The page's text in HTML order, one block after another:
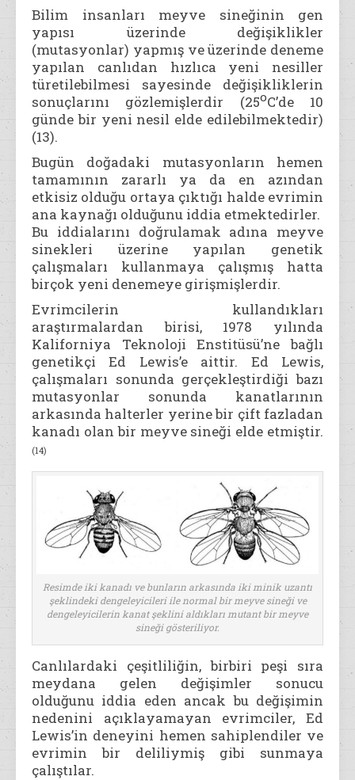
Bilim insanları meyve sineğinin gen
yapısı üzerinde değişiklikler
(mutasyonlar) yapmış ve üzerinde deneme
yapılan canlıdan hızlıca yeni nesiller
türetilebilmesi sayesinde değişikliklerin
sonuçlarını gözlemişlerdir (25oC’de 10
günde bir yeni nesil elde edilebilmektedir)
(13).
Bugün doğadaki mutasyonların hemen
tamamının zararlı ya da en azından
etkisiz olduğu ortaya çıktığı halde evrimin
ana kaynağı olduğunu iddia etmektedirler.
Bu iddialarını doğrulamak adına meyve
sinekleri üzerine yapılan genetik
çalışmaları kullanmaya çalışmış hatta
birçok yeni denemeye girişmişlerdir.
Evrimcilerin kullandıkları
araştırmalardan birisi, 1978 yılında
Kaliforniya Teknoloji Enstitüsü’ne bağlı
genetikçi Ed Lewis’e aittir. Ed Lewis,
çalışmaları sonunda gerçekleştirdiği bazı
mutasyonlar sonunda kanatlarının
arkasında halterler yerine bir çift fazladan
kanadı olan bir meyve sineği elde etmiştir.
(14)
Resimde iki kanadı ve bunların arkasında iki minik uzantı
şeklindeki dengeleyicileri ile normal bir meyve sineği ve
dengeleyicilerin kanat şeklini aldıkları mutant bir meyve
sineği gösteriliyor.
Canlılardaki çeşitliliğin, birbiri peşi sıra
meydana gelen değişimler sonucu
olduğunu iddia eden ancak bu değişimin
nedenini açıklayamayan evrimciler, Ed
Lewis’in deneyini hemen sahiplendiler ve
evrimin bir deliliymiş gibi sunmaya
çalıştılar.